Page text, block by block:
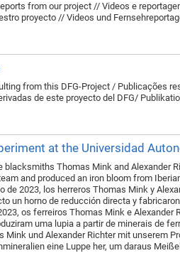
from our project // Videos e
proyecto // Videos und
from this DFG-Project / Publicações
de este proyecto del DFG/
at the Universidad
blacksmiths Thomas Mink and Alexander
and produced an iron bloom from
de 2023, los herreros Thomas Mink y
un horno de reducción directa y
os ferreiros Thomas Mink e Alexander
uma lupia a partir de minerais de
Mink und Alexander Richter mit unserem
eine Luppe her, um daraus